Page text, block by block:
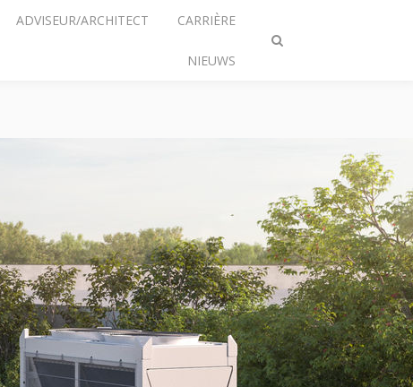
Zoeken
ADVISEUR/ARCHITECT CARRIÈRE
NIEUWS